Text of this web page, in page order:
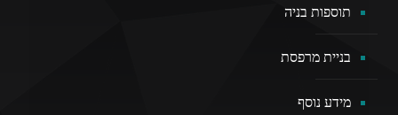
תוספות בניה
בניית מרפסת
מידע נוסף